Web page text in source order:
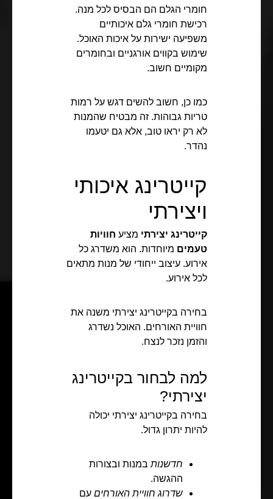
חומרי הגלם הם הבסיס לכל מנה.
רכישת חומרי גלם איכותיים
משפיעה ישירות על איכות האוכל.
שימוש בקווים אורגניים ובחומרים
מקומיים חשוב.
כמו כן, חשוב להשים דגש על רמות
טריות גבוהות. זה מבטיח שהמנות
לא רק יראו טוב, אלא גם יטעמו
נהדר.
קייטרינג איכותי
ויצירתי
קייטרינג יצירתי מציע חוויות
טעמים מיוחדות. הוא משדרג כל
אירוע. עיצוב ייחודי של מנות מתאים
לכל אירוע.
בחירה בקייטרינג יצירתי משנה את
חוויית האורחים. האוכל נשדרג
והזמן נזכר לנצח.
למה לבחור בקייטרינג
יצירתי?
בחירה בקייטרינג יצירתי יכולה
להיות יתרון גדול.
חדשנותבמנות ובצורות
ההגשה.
שדרוג חוויית האורחים עם